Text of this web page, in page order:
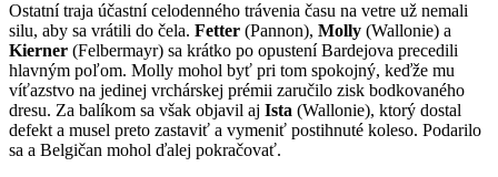
Ostatní traja účastní celodenného trávenia času na vetre už nemali
silu, aby sa vrátili do čela. Fetter (Pannon), Molly (Wallonie) a
Kierner (Felbermayr) sa krátko po opustení Bardejova precedili
hlavným poľom. Molly mohol byť pri tom spokojný, keďže mu
víťazstvo na jedinej vrchárskej prémii zaručilo zisk bodkovaného
dresu. Za balíkom sa však objavil aj Ista (Wallonie), ktorý dostal
defekt a musel preto zastaviť a vymeniť postihnuté koleso. Podarilo
sa a Belgičan mohol ďalej pokračovať.